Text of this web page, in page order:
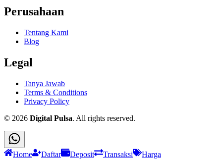
Perusahaan
Tentang Kami
Blog
Legal
Tanya Jawab
Terms & Conditions
Privacy Policy
© 2026 Digital Pulsa. All rights reserved.
Home Daftar Deposit Transaksi Harga